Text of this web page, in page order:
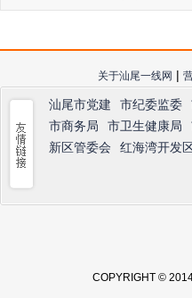
关于汕尾一线网 |
汕尾市党建 市纪委监委
市商务局
市卫生健康局
新区管委会
红海湾开发
COPYRIGHT ©